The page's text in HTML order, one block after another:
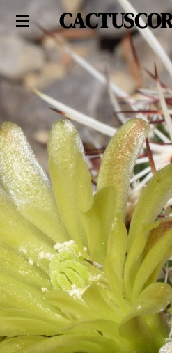
Zum
Hauptinhalt
springen